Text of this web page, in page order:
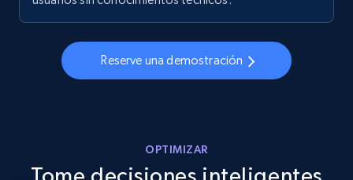
Walmart - products - Collects products by
specific keywords
URL, Final price, Sku, Currency, Gtin,
Specifications, Image urls, Top reviews, and
Reserve una demostración
OPTIMIZAR